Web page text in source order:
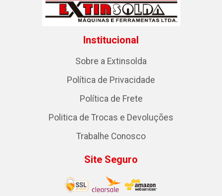
Institucional
Sobre a Extinsolda
Política de Privacidade
Política de Frete
Politica de Trocas e Devoluções
Trabalhe Conosco
Site Seguro